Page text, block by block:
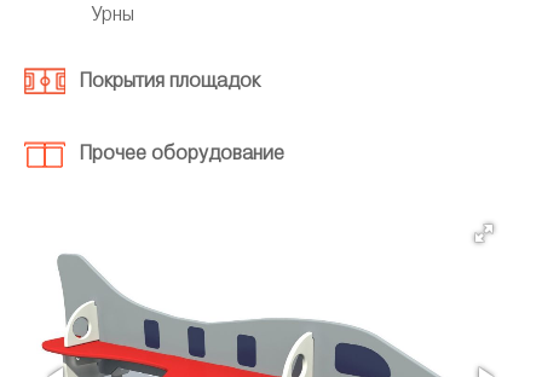
Урны
Покрытия площадок
Прочее оборудование